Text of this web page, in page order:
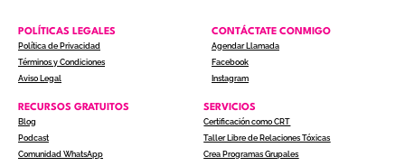
POLÍTICAS LEGALES
Política de Privacidad
Términos y Condiciones
Aviso Legal
CONTÁCTATE CONMIGO
Agendar Llamada
Facebook
Instagram
RECURSOS GRATUITOS
Blog
Podcast
Comunidad WhatsApp
SERVICIOS
Certificación como CRT
Taller Libre de Relaciones Tóxicas
Crea Programas Grupales